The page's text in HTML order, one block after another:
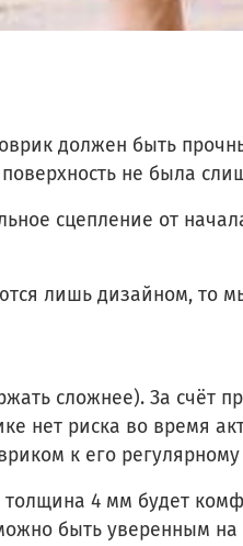
должен быть
не была
сцепление от
лишь дизайном, то
сложнее). За счёт
нет риска во время
к его
толщина 4 мм будет
быть уверенным на